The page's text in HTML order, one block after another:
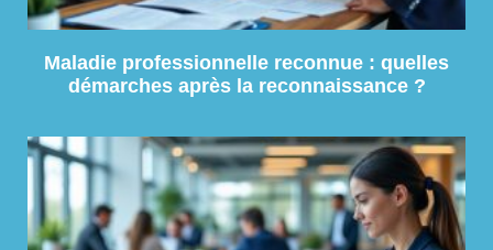
Maladie professionnelle reconnue : quelles
démarches après la reconnaissance ?